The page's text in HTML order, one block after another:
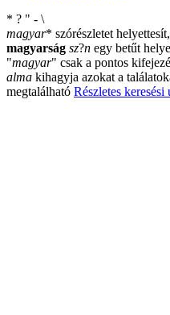
* ? " - \
magyar* szórészletet
magyarság sz?n egy betűt
"magyar" csak a pontos
alma kihagyja azokat a
megtalálható Részletes keresési